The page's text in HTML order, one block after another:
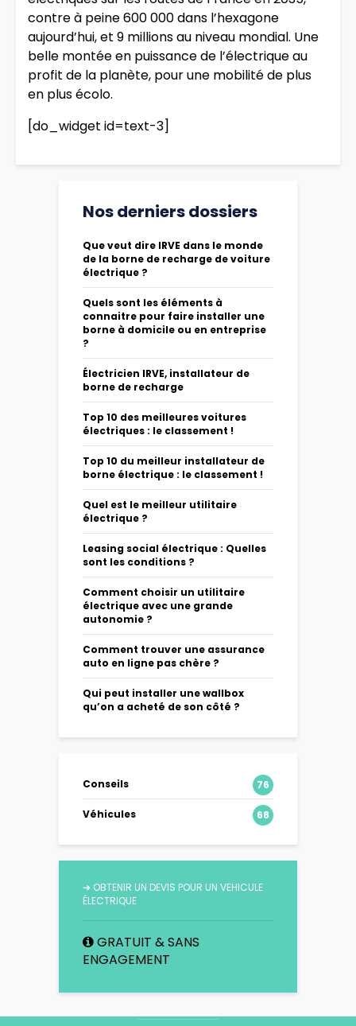
contre à peine 600 000 dans l’hexagone
aujourd’hui, et 9 millions au niveau mondial. Une
belle montée en puissance de l’électrique au
profit de la planète, pour une mobilité de plus
en plus écolo.
[do_widget id=text-3]
Nos derniers dossiers
Que veut dire IRVE dans le monde
de la borne de recharge de voiture
électrique ?
Quels sont les éléments à
connaitre pour faire installer une
borne à domicile ou en entreprise
?
Électricien IRVE, installateur de
borne de recharge
Top 10 des meilleures voitures
électriques : le classement !
Top 10 du meilleur installateur de
borne électrique : le classement !
Quel est le meilleur utilitaire
électrique ?
Leasing social électrique : Quelles
sont les conditions ?
Comment choisir un utilitaire
électrique avec une grande
autonomie ?
Comment trouver une assurance
auto en ligne pas chère ?
Qui peut installer une wallbox
qu’on a acheté de son côté ?
Conseils 76
Véhicules 68
➔ OBTENIR UN DEVIS POUR UN VEHICULE
ÉLECTRIQUE
GRATUIT & SANS
ENGAGEMENT